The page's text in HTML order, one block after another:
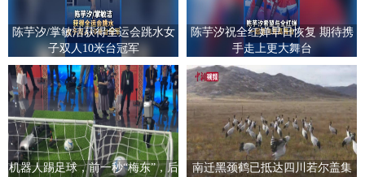
陈芋汐/掌敏洁获得全运会跳水女
子双人10米台冠军
陈芋汐祝全红婵早日恢复 期待携
手走上更大舞台
机器人踢足球，前一秒“梅东”，后
南迁黑颈鹤已抵达四川若尔盖集